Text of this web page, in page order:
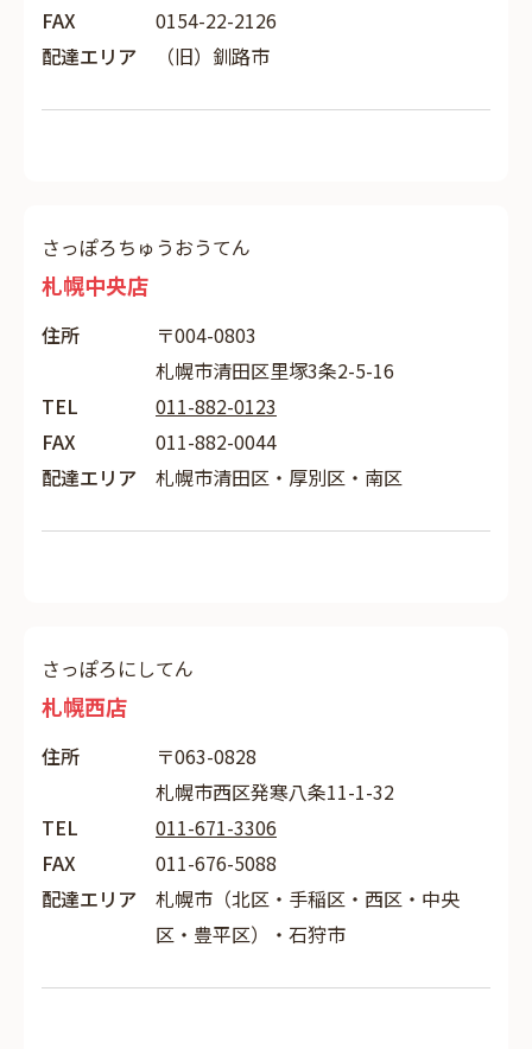
FAX
0154-22-2126
配達エリア
（旧）釧路市
さっぽろちゅうおうてん
札幌中央店
住所
〒004-0803
札幌市清田区里塚3条2-5-16
TEL
011-882-0123
FAX
011-882-0044
配達エリア
札幌市清田区・厚別区・南区
さっぽろにしてん
札幌西店
住所
〒063-0828
札幌市西区発寒八条11-1-32
TEL
011-671-3306
FAX
011-676-5088
配達エリア
札幌市（北区・手稲区・西区・中央
区・豊平区）・石狩市